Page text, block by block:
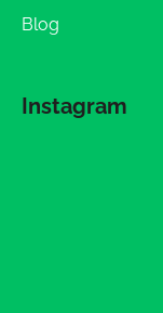
Blog
Instagram